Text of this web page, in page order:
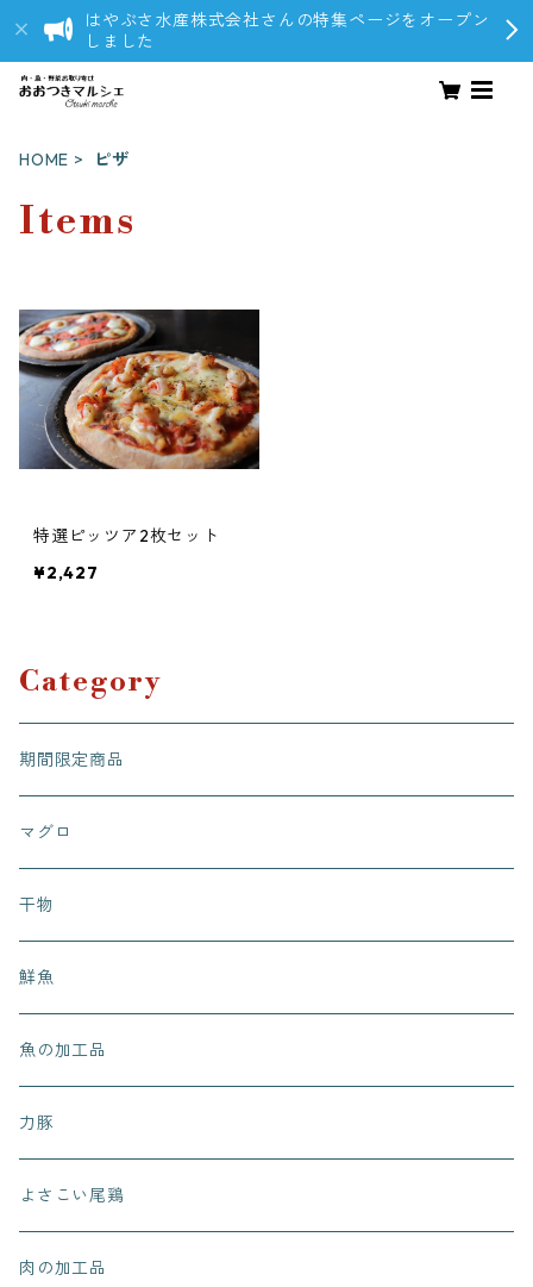
はやぶさ水産株式会社さんの特集ページをオープン
しました
HOME ピザ
Items
特選ピッツア2枚セット
¥2,427
Category
期間限定商品
マグロ
干物
鮮魚
魚の加工品
力豚
よさこい尾鶏
肉の加工品